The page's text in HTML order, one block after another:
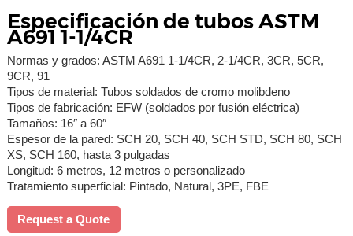
Especificación de tubos ASTM
A691 1-1/4CR
Normas y grados: ASTM A691 1-1/4CR, 2-1/4CR, 3CR, 5CR,
9CR, 91
Tipos de material: Tubos soldados de cromo molibdeno
Tipos de fabricación: EFW (soldados por fusión eléctrica)
Tamaños: 16″ a 60″
Espesor de la pared: SCH 20, SCH 40, SCH STD, SCH 80, SCH
XS, SCH 160, hasta 3 pulgadas
Longitud: 6 metros, 12 metros o personalizado
Tratamiento superficial: Pintado, Natural, 3PE, FBE
Request a Quote